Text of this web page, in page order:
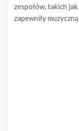
zespołów, takich
zapewniły